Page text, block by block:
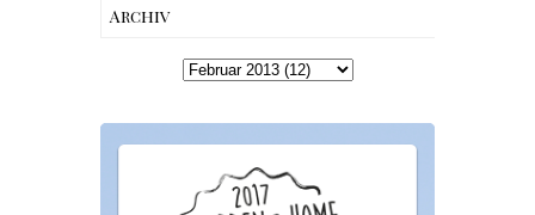
Archiv